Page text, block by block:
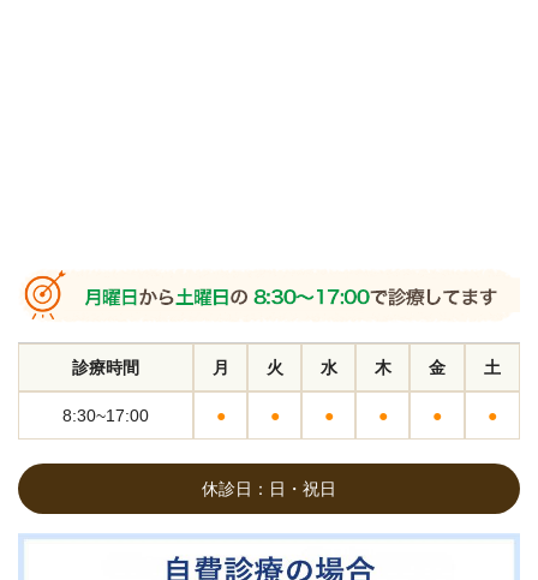
診療時間 月 火 水 木 金 土
8:30~17:00 ● ● ● ● ● ●
休診日：日・祝日